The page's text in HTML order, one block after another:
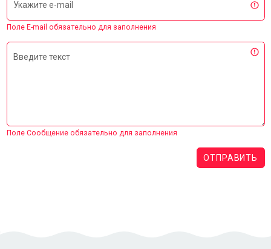
Укажите e-mail
Поле E-mail обязательно для заполнения
Введите текст
Поле Сообщение обязательно для заполнения
ОТПРАВИТЬ